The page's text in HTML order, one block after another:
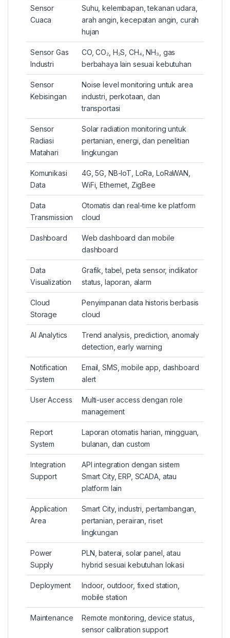
Sensor
Cuaca
Suhu, kelembapan, tekanan udara,
arah angin, kecepatan angin, curah
hujan
Sensor Gas
Industri
CO, CO₂, H₂S, CH₄, NH₃, gas
berbahaya lain sesuai kebutuhan
Sensor
Kebisingan
Noise level monitoring untuk area
industri, perkotaan, dan
transportasi
Sensor
Radiasi
Matahari
Solar radiation monitoring untuk
pertanian, energi, dan penelitian
lingkungan
Komunikasi
Data
4G, 5G, NB-IoT, LoRa, LoRaWAN,
WiFi, Ethernet, ZigBee
Data
Transmission
Otomatis dan real-time ke platform
cloud
Dashboard
Web dashboard dan mobile
dashboard
Data
Visualization
Grafik, tabel, peta sensor, indikator
status, laporan, alarm
Cloud
Storage
Penyimpanan data historis berbasis
cloud
AI Analytics
Trend analysis, prediction, anomaly
detection, early warning
Notification
System
Email, SMS, mobile app, dashboard
alert
User Access
Multi-user access dengan role
management
Report
System
Laporan otomatis harian, mingguan,
bulanan, dan custom
Integration
Support
API integration dengan sistem
Smart City, ERP, SCADA, atau
platform lain
Application
Area
Smart City, industri, pertambangan,
pertanian, perairan, riset
lingkungan
Power
Supply
PLN, baterai, solar panel, atau
hybrid sesuai kebutuhan lokasi
Deployment
Indoor, outdoor, fixed station,
mobile station
Maintenance
Remote monitoring, device status,
sensor calibration support